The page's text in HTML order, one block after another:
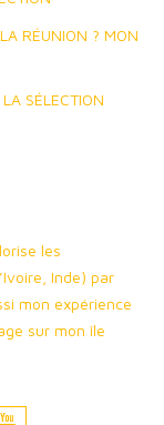
RÉUNION ? MON
SÉLECTION
les
Inde) par
mon expérience
sur mon île